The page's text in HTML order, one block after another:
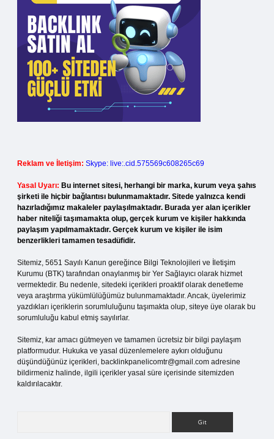
Reklam ve İletişim: Skype: live:.cid.575569c608265c69
Yasal Uyarı: Bu internet sitesi, herhangi bir marka, kurum veya şahıs
şirketi ile hiçbir bağlantısı bulunmamaktadır. Sitede yalnızca kendi
hazırladığımız makaleler paylaşılmaktadır. Burada yer alan içerikler
haber niteliği taşımamakta olup, gerçek kurum ve kişiler hakkında
paylaşım yapılmamaktadır. Gerçek kurum ve kişiler ile isim
benzerlikleri tamamen tesadüfidir.
Sitemiz, 5651 Sayılı Kanun gereğince Bilgi Teknolojileri ve İletişim
Kurumu (BTK) tarafından onaylanmış bir Yer Sağlayıcı olarak hizmet
vermektedir. Bu nedenle, sitedeki içerikleri proaktif olarak denetleme
veya araştırma yükümlülüğümüz bulunmamaktadır. Ancak, üyelerimiz
yazdıkları içeriklerin sorumluluğunu taşımakta olup, siteye üye olarak bu
sorumluluğu kabul etmiş sayılırlar.
Sitemiz, kar amacı gütmeyen ve tamamen ücretsiz bir bilgi paylaşım
platformudur. Hukuka ve yasal düzenlemelere aykırı olduğunu
düşündüğünüz içerikleri, backlinkpanelicomtr@gmail.com adresine
bildirmeniz halinde, ilgili içerikler yasal süre içerisinde sitemizden
kaldırılacaktır.